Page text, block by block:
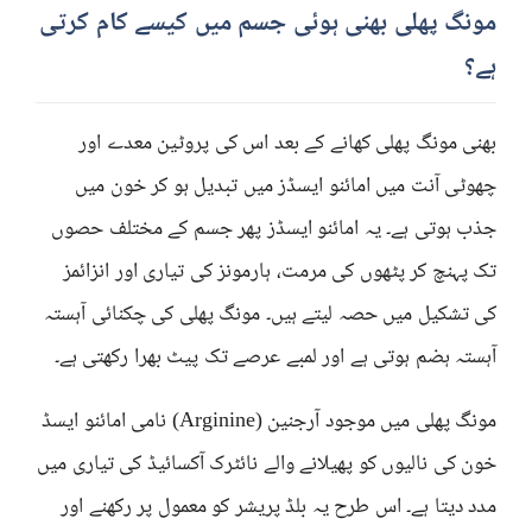
مونگ پھلی بھنی ہوئی جسم میں کیسے کام کرتی
ہے؟
بھنی مونگ پھلی کھانے کے بعد اس کی پروٹین معدے اور
چھوٹی آنت میں امائنو ایسڈز میں تبدیل ہو کر خون میں
جذب ہوتی ہے۔ یہ امائنو ایسڈز پھر جسم کے مختلف حصوں
تک پہنچ کر پٹھوں کی مرمت، ہارمونز کی تیاری اور انزائمز
کی تشکیل میں حصہ لیتے ہیں۔ مونگ پھلی کی چکنائی آہستہ
آہستہ ہضم ہوتی ہے اور لمبے عرصے تک پیٹ بھرا رکھتی ہے۔
مونگ پھلی میں موجود آرجنین (Arginine) نامی امائنو ایسڈ
خون کی نالیوں کو پھیلانے والے نائٹرک آکسائیڈ کی تیاری میں
مدد دیتا ہے۔ اس طرح یہ بلڈ پریشر کو معمول پر رکھنے اور